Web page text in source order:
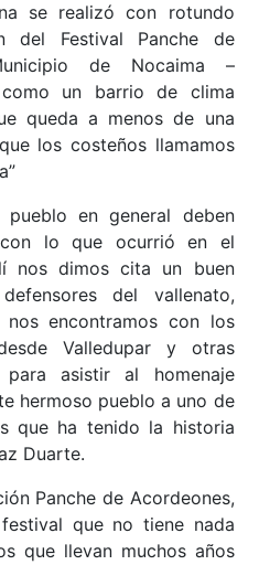
se realizó con rotundo
del Festival Panche de
de Nocaima –
un barrio de clima
queda a menos de una
los costeños llamamos
en general deben
lo que ocurrió en el
nos dimos cita un buen
del vallenato,
encontramos con los
Valledupar y otras
asistir al homenaje
hermoso pueblo a uno de
que ha tenido la historia
Duarte.
Panche de Acordeones,
que no tiene nada
que llevan muchos años